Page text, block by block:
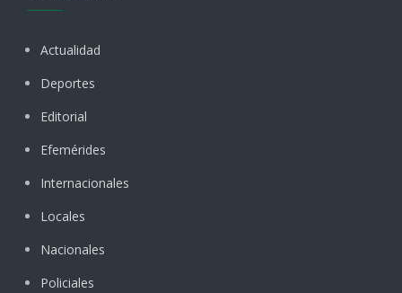
Actualidad
Deportes
Editorial
Efemérides
Internacionales
Locales
Nacionales
Policiales